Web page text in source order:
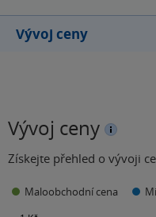
Vývoj ceny
Vývoj ceny
Získejte přehled o vývoji
Maloobchodní cena